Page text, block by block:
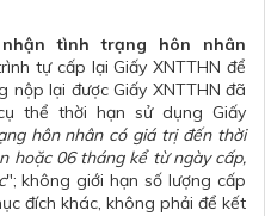
tình trạng hôn nhân
tự cấp lại Giấy XNTTHN để
lại được Giấy XNTTHN đã
thể thời hạn sử dụng Giấy
hôn nhân có giá trị đến thời
hoặc 06 tháng kể từ ngày cấp,
"; không giới hạn số lượng cấp
đích khác, không phải để kết